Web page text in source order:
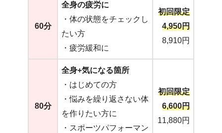
60分
全身の疲労に
・体の状態をチェックし
たい方
・疲労緩和に
初回限定
4,950円
8,910円
80分
全身+気になる箇所
・はじめての方
・悩みを繰り返さない体
を作りたい方に
・スポーツパフォーマン
初回限定
6,600円
11,880円